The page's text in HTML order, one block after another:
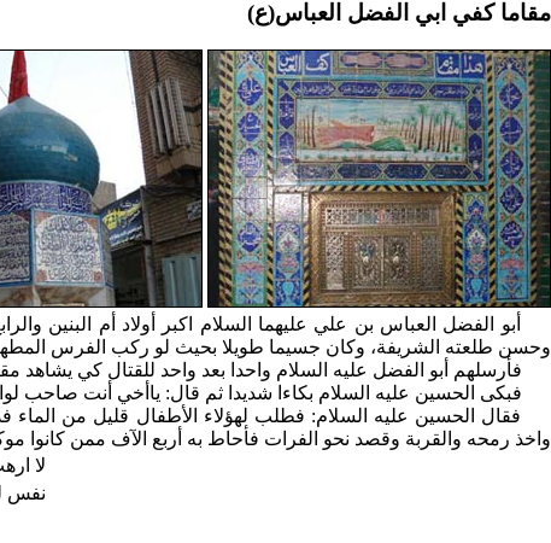
مقاما كفي ابي الفضل العباس(ع)
أبو الفضل العباس بن علي عليهما السلام اكبر أولاد أم البنين
وحسن طلعته الشريفة، وكان جسيما طويلا بحيث لو ركب الفرس
فأرسلهم أبو الفضل عليه السلام واحدا بعد واحد للقتال كي يشاهد
فبكى الحسين عليه السلام بكاءا شديدا ثم قال: ياأخي أنت
فقال الحسين عليه السلام: فطلب لهؤلاء الأطفال قليل من
واخذ رمحه والقربة وقصد نحو الفرات فأحاط به أربع الآف ممن
لا
نفس